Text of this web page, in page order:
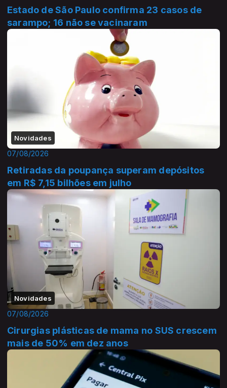
Estado de São Paulo confirma 23 casos de
sarampo; 16 não se vacinaram
Novidades
07/08/2026
Retiradas da poupança superam depósitos
em R$ 7,15 bilhões em julho
Novidades
07/08/2026
Cirurgias plásticas de mama no SUS crescem
mais de 50% em dez anos